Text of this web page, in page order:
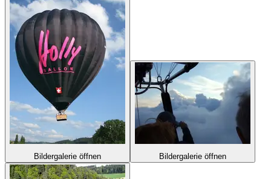
Bildergalerie öffnen Bildergalerie öffnen